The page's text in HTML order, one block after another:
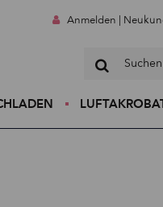
Anmelden |